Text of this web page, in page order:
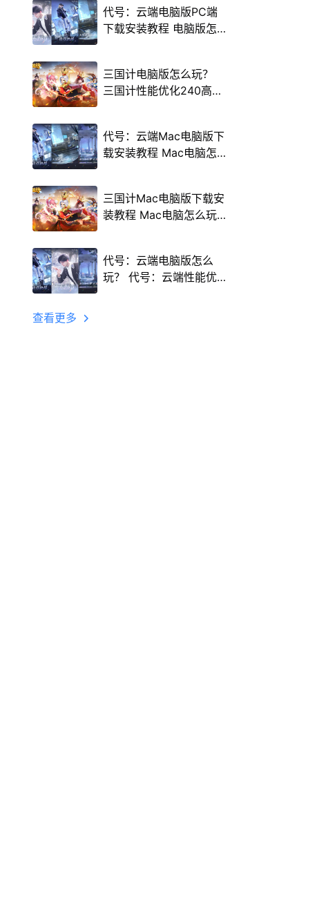
代号：云端电脑版PC端
下载安装教程 电脑版怎
三国计电脑版怎么玩？
三国计性能优化240高帧
代号：云端Mac电脑版下
载安装教程 Mac电脑怎
三国计Mac电脑版下载安
装教程 Mac电脑怎么玩
代号：云端电脑版怎么
玩？ 代号：云端性能优
查看更多